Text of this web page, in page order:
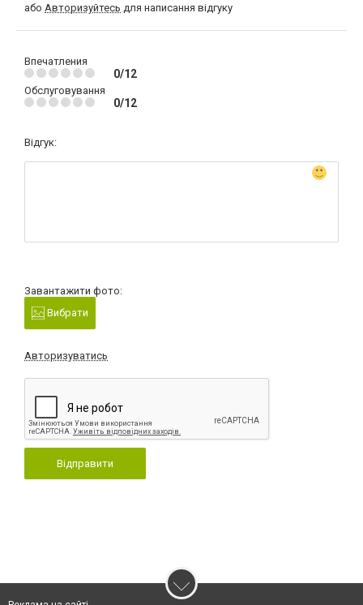
або Авторизуйтесь для написання відгуку
Впечатления
0/12
Обслуговування
0/12
Відгук:
Завантажити фото:
Вибрати
Авторизуватись
Відправити